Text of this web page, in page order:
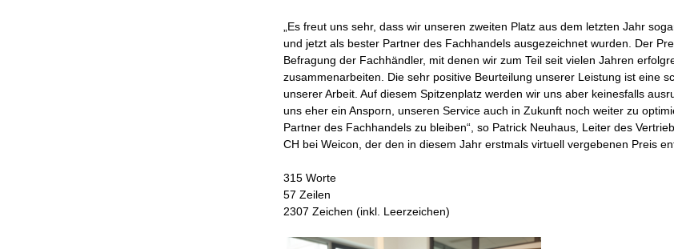
„Es freut uns sehr, dass wir unseren zweiten Platz aus dem letzten Jahr
und jetzt als bester Partner des Fachhandels ausgezeichnet wurden. Der
Befragung der Fachhändler, mit denen wir zum Teil seit vielen Jahren
zusammenarbeiten. Die sehr positive Beurteilung unserer Leistung ist eine
unserer Arbeit. Auf diesem Spitzenplatz werden wir uns aber keinesfalls
uns eher ein Ansporn, unseren Service auch in Zukunft noch weiter zu
Partner des Fachhandels zu bleiben“, so Patrick Neuhaus, Leiter des
CH bei Weicon, der den in diesem Jahr erstmals virtuell vergebenen Preis
315 Worte
57 Zeilen
2307 Zeichen (inkl. Leerzeichen)